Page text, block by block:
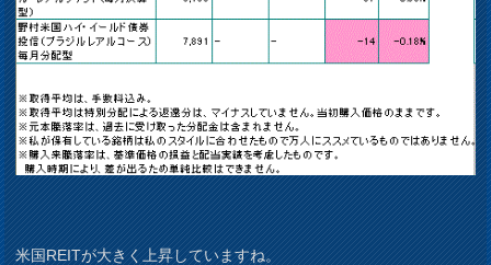
米国REITが大きく上昇していますね。